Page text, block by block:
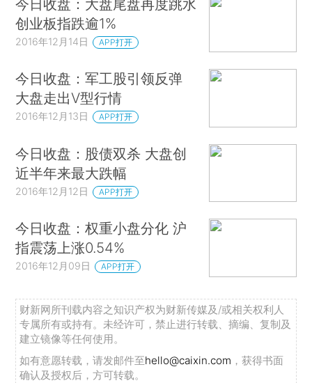
今日收盘：大盘尾盘再度跳水
创业板指跌逾1%
2016年12月14日 APP打开
今日收盘：军工股引领反弹
大盘走出V型行情
2016年12月13日 APP打开
今日收盘：股债双杀 大盘创
近半年来最大跌幅
2016年12月12日 APP打开
今日收盘：权重小盘分化 沪
指震荡上涨0.54%
2016年12月09日 APP打开
财新网所刊载内容之知识产权为财新传媒及/或相关权利人
专属所有或持有。未经许可，禁止进行转载、摘编、复制及
建立镜像等任何使用。
如有意愿转载，请发邮件至hello@caixin.com ，获得书面
确认及授权后，方可转载。